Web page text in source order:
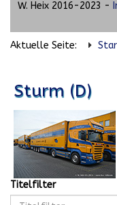
W. Heix 2016-2023 -
Aktuelle Seite:
Sturm (D)
Titelfilter